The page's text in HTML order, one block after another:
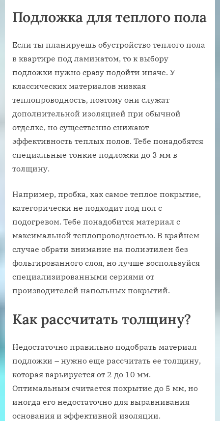
Подложка для теплого пола
Если ты планируешь обустройство теплого пола
в квартире под ламинатом, то к выбору
подложки нужно сразу подойти иначе. У
классических материалов низкая
теплопроводность, поэтому они служат
дополнительной изоляцией при обычной
отделке, но существенно снижают
эффективность теплых полов. Тебе понадобятся
специальные тонкие подложки до 3 мм в
толщину.
Например, пробка, как самое теплое покрытие,
категорически не подходит под пол с
подогревом. Тебе понадобится материал с
максимальной теплопроводностью. В крайнем
случае обрати внимание на полиэтилен без
фольгированного слоя, но лучше воспользуйся
специализированными сериями от
производителей напольных покрытий.
Как рассчитать толщину?
Недостаточно правильно подобрать материал
подложки – нужно еще рассчитать ее толщину,
которая варьируется от 2 до 10 мм.
Оптимальным считается покрытие до 5 мм, но
иногда его недостаточно для выравнивания
основания и эффективной изоляции.